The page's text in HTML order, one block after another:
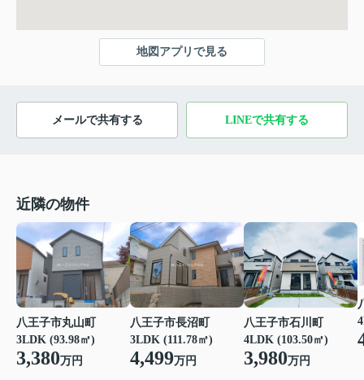
地図アプリで見る
メールで共有する LINEで共有する
近隣の物件
八王子市丸山町
3LDK (93.98㎡)
3,380万円
八王子市長沼町
3LDK (111.78㎡)
4,499万円
八王子市石川町
4LDK (103.50㎡)
3,980万円